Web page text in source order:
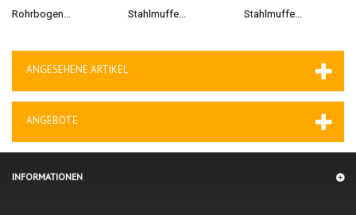
Rohrbogen... Stahlmuffe... Stahlmuffe...
ANGESEHENE ARTIKEL
ANGEBOTE
INFORMATIONEN